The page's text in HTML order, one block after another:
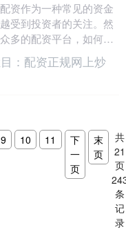
资作为一种常见的资金
受到投资者的关注。然
多的配资平台，如何挑
全、可靠**的平台，成
： 配资正规网上炒
9 10 11
下
一
页
末
页
共
21
页
条
记
录